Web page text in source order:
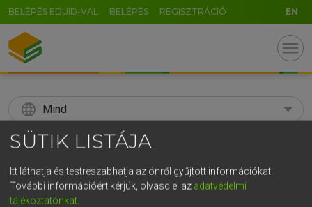
BELÉPÉS EDUID-VAL BELÉPÉS REGISZTRÁCIÓ EN
menu
language Mind
search
KERESÉS
SÜTIK LISTÁJA
Itt láthatja és testreszabhatja az önről gyűjtött információkat.
További információért kérjük, olvasd el az adatvédelmi
tájékoztatónkat
GR
5 6 7 8 9 ö ü ó